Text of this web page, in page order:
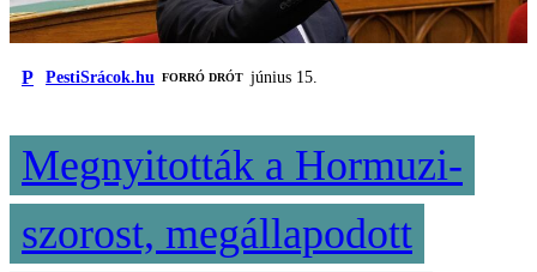
P PestiSrácok.hu FORRÓ DRÓT június 15.
Megnyitották a Hormuzi-
szorost, megállapodott